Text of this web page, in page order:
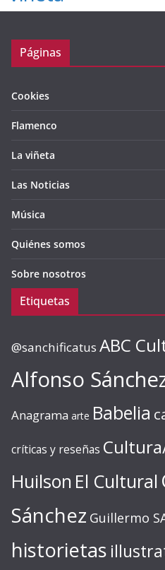
Páginas
Cookies
Flamenco
La viñeta
Las Noticias
Música
Quiénes somos
Sobre nosotros
Etiquetas
@sanchificatus ABC
Alfonso
Anagrama arte Babelia
críticas y reseñas
Huilson El Cultural
Sánchez Guillermo
historietas